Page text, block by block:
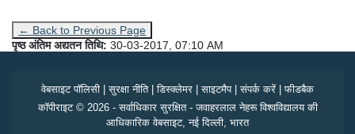
← Back to Previous Page
पृष्ठ अंतिम अद्यतन तिथि: 30-03-2017, 07:10 AM
वेबसाइट पॉलिसी |सुरक्षा नीति|डिस्क्लेमर |साइटमैप|संपर्क करें |फीडबैक
कॉपीराइट © 2026 - सर्वाधिकार सुरक्षित - जवाहरलाल नेहरू विश्वविद्यालय की
आधिकारिक वेबसाइट, नई दिल्ली, भारत